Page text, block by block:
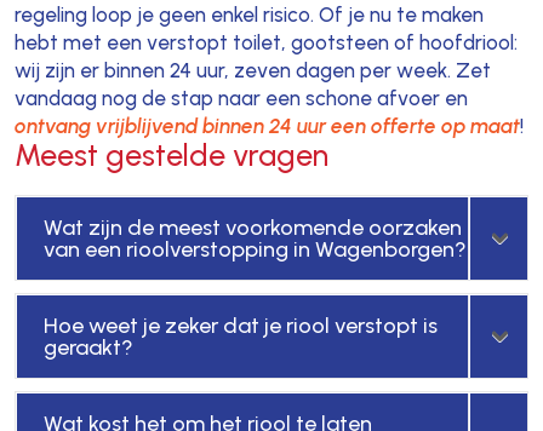
regeling loop je geen enkel risico. Of je nu te maken
hebt met een verstopt toilet, gootsteen of hoofdriool:
wij zijn er binnen 24 uur, zeven dagen per week. Zet
vandaag nog de stap naar een schone afvoer en
ontvang vrijblijvend binnen 24 uur een offerte op maat!
Meest gestelde vragen
Wat zijn de meest voorkomende oorzaken
van een rioolverstopping in Wagenborgen?
Hoe weet je zeker dat je riool verstopt is
geraakt?
Wat kost het om het riool te laten